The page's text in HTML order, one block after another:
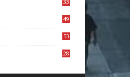
33
49
53
28